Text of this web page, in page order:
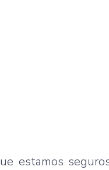
estamos